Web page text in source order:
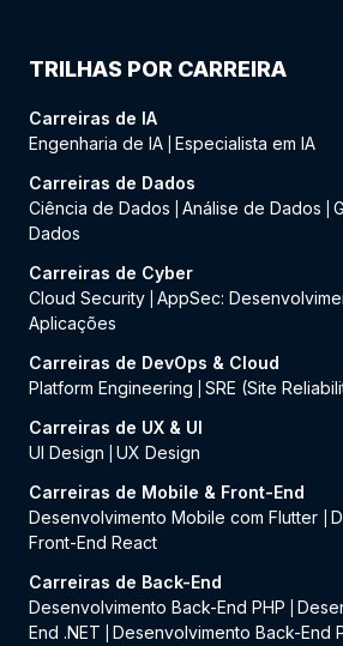
TRILHAS POR CARREIRA
Carreiras de IA
Engenharia de IA Especialista em IA
Carreiras de Dados
Ciência de Dados
Análise de Dados
Dados
Carreiras de Cyber
Cloud Security AppSec:
Aplicações
Carreiras de DevOps & Cloud
Platform Engineering
SRE (Site
Carreiras de UX & UI
UI Design
UX Design
Carreiras de Mobile & Front-End
Desenvolvimento Mobile com Flutter
Front-End React
Carreiras de Back-End
Desenvolvimento Back-End PHP
End .NET
Desenvolvimento Back-End